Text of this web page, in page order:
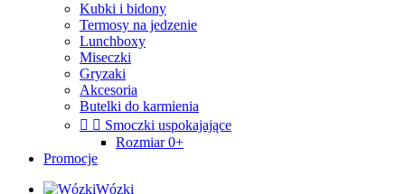
Kubki i bidony
Termosy na jedzenie
Lunchboxy
Miseczki
Gryzaki
Akcesoria
Butelki do karmienia
  Smoczki uspokajające
Rozmiar 0+
Promocje
Wózki